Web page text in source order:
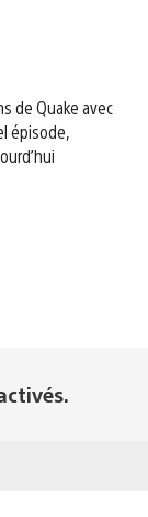
de Quake avec
épisode,